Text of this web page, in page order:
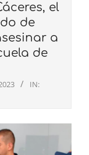
el
de
a
de
IN: